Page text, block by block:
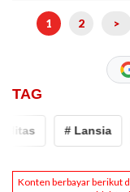
1 2 >
TAG
# Lansia